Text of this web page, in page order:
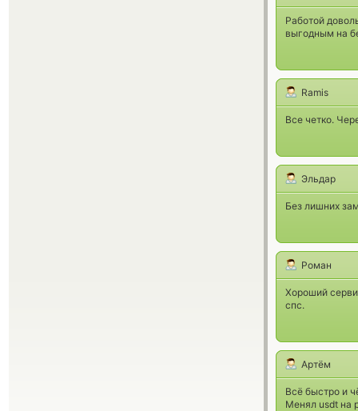
Работой
выгодным на
Ramis
Все четко.
Эльдар
Без лишних
Роман
Хороший
спс.
Артём
Всё быстро и
Менял usdt на